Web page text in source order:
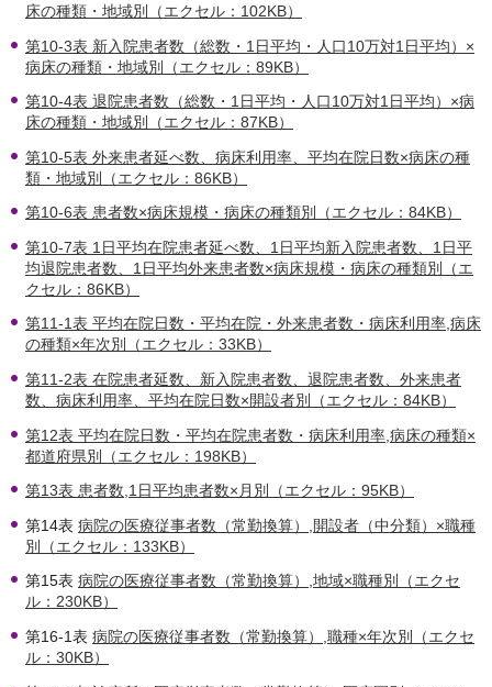
床の種類・地域別（エクセル：102KB）
第10-3表 新入院患者数（総数・1日平均・人口10万対1日平均）×
病床の種類・地域別（エクセル：89KB）
第10-4表 退院患者数（総数・1日平均・人口10万対1日平均）×病
床の種類・地域別（エクセル：87KB）
第10-5表 外来患者延べ数、病床利用率、平均在院日数×病床の種
類・地域別（エクセル：86KB）
第10-6表 患者数×病床規模・病床の種類別（エクセル：84KB）
第10-7表 1日平均在院患者延べ数、1日平均新入院患者数、1日平
均退院患者数、1日平均外来患者数×病床規模・病床の種類別（エ
クセル：86KB）
第11-1表 平均在院日数・平均在院・外来患者数・病床利用率,病床
の種類×年次別（エクセル：33KB）
第11-2表 在院患者延数、新入院患者数、退院患者数、外来患者
数、病床利用率、平均在院日数×開設者別（エクセル：84KB）
第12表 平均在院日数・平均在院患者数・病床利用率,病床の種類×
都道府県別（エクセル：198KB）
第13表 患者数,1日平均患者数×月別（エクセル：95KB）
第14表 病院の医療従事者数（常勤換算）,開設者（中分類）×職種
別（エクセル：133KB）
第15表 病院の医療従事者数（常勤換算）,地域×職種別（エクセ
ル：230KB）
第16-1表 病院の医療従事者数（常勤換算）,職種×年次別（エクセ
ル：30KB）